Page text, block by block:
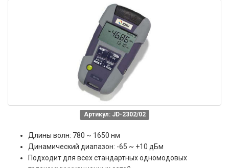
Артикул: JD-2302/02
Длины волн: 780 ~ 1650 нм
Динамический диапазон: -65 ~ +10 дБм
Подходит для всех стандартных одномодовых